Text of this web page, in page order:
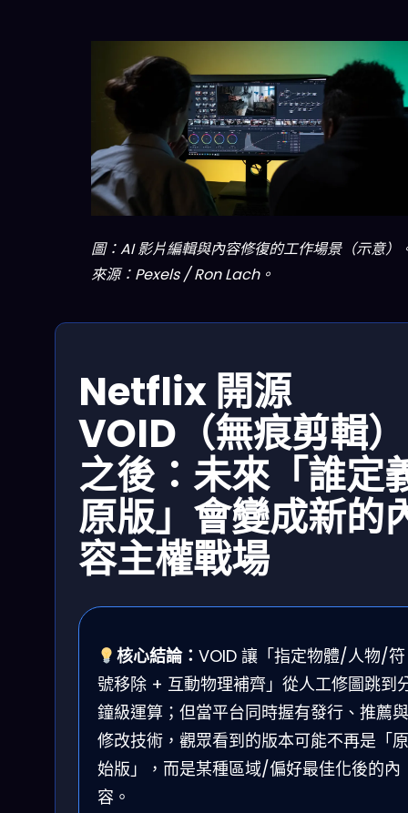
圖：AI 影片編輯與內容修復的工作場景（示意）
來源：Pexels / Ron Lach。
Netflix 開源
VOID（無痕剪輯）
之後：未來「誰定
原版」會變成新的
容主權戰場
核心結論： VOID 讓「指定物體/人物/符
號移除 + 互動物理補齊」從人工修圖跳到
鐘級運算；但當平台同時握有發行、推薦與
修改技術，觀眾看到的版本可能不再是「原
始版」，而是某種區域/偏好最佳化後的內
容。